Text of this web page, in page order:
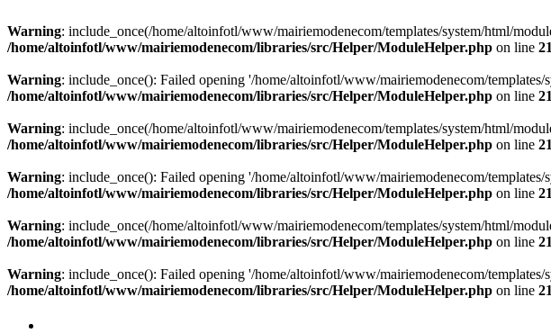
Warning: include_once(/home/altoinfotl/www/mairiemodenecom/templates/system/html/
/home/altoinfotl/www/mairiemodenecom/libraries/src/Helper/ModuleHelper.php on line
Warning: include_once(): Failed opening '/home/altoinfotl/www/mairiemodenecom/
/home/altoinfotl/www/mairiemodenecom/libraries/src/Helper/ModuleHelper.php on line
Warning: include_once(/home/altoinfotl/www/mairiemodenecom/templates/system/html/
/home/altoinfotl/www/mairiemodenecom/libraries/src/Helper/ModuleHelper.php on line
Warning: include_once(): Failed opening '/home/altoinfotl/www/mairiemodenecom/
/home/altoinfotl/www/mairiemodenecom/libraries/src/Helper/ModuleHelper.php on line
Warning: include_once(/home/altoinfotl/www/mairiemodenecom/templates/system/html/
/home/altoinfotl/www/mairiemodenecom/libraries/src/Helper/ModuleHelper.php on line
Warning: include_once(): Failed opening '/home/altoinfotl/www/mairiemodenecom/
/home/altoinfotl/www/mairiemodenecom/libraries/src/Helper/ModuleHelper.php on line